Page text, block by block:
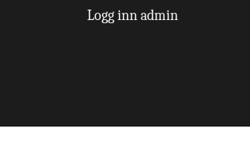
Logg inn admin